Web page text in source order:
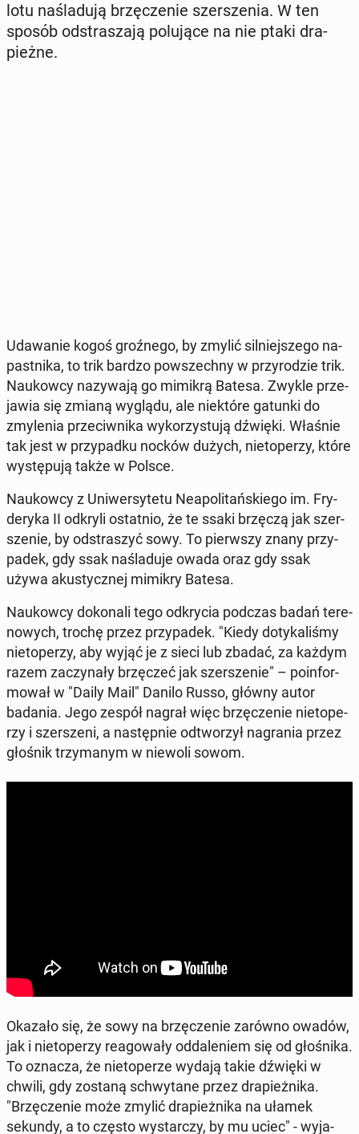
lotu na­śla­du­ją brzę­cze­nie szer­sze­nia. W ten
sposób od­stra­sza­ją po­lu­ją­ce na nie ptaki dra­
pież­ne.
Uda­wa­nie kogoś groź­ne­go, by zmylić sil­niej­sze­go na­
past­ni­ka, to trik bardzo po­wszech­ny w przy­ro­dzie trik.
Na­ukow­cy na­zy­wa­ją go mimikrą Batesa. Zwykle prze­
ja­wia się zmianą wyglądu, ale nie­któ­re gatunki do
zmy­le­nia prze­ciw­ni­ka wy­ko­rzy­stu­ją dźwięki. Właśnie
tak jest w przy­pad­ku nocków dużych, nie­to­pe­rzy, które
wy­stę­pu­ją także w Polsce.
Na­ukow­cy z Uni­wer­sy­te­tu Ne­apo­li­tań­skie­go im. Fry­
de­ry­ka II odkryli ostat­nio, że te ssaki brzęczą jak szer­
sze­nie, by od­stra­szyć sowy. To pierw­szy znany przy­
pa­dek, gdy ssak na­śla­du­je owada oraz gdy ssak
używa aku­stycz­nej mimikry Batesa.
Na­ukow­cy do­ko­na­li tego od­kry­cia podczas badań te­re­
no­wych, trochę przez przy­pa­dek. "Kiedy do­ty­ka­li­śmy
nie­to­pe­rzy, aby wyjąć je z sieci lub zbadać, za każdym
razem za­czy­na­ły brzę­czeć jak szer­sze­nie" – po­in­for­
mo­wał w "Daily Mail" Danilo Russo, główny autor
badania. Jego zespół nagrał więc brzę­cze­nie nie­to­pe­
rzy i szer­sze­ni, a na­stęp­nie od­two­rzył na­gra­nia przez
głośnik trzy­ma­nym w niewoli sowom.
Okazało się, że sowy na brzę­cze­nie zarówno owadów,
jak i nie­to­pe­rzy re­ago­wa­ły od­da­le­niem się od gło­śni­ka.
To oznacza, że nie­to­pe­rze wydają takie dźwięki w
chwili, gdy zostaną schwy­ta­ne przez dra­pież­ni­ka.
"Brzę­cze­nie może zmylić dra­pież­ni­ka na ułamek
sekundy, a to często wy­star­czy, by mu uciec" - wy­ja­